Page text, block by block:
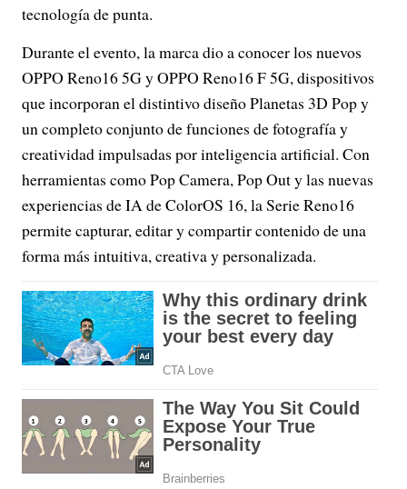
tecnología de punta.
Durante el evento, la marca dio a conocer los nuevos
OPPO Reno16 5G y OPPO Reno16 F 5G, dispositivos
que incorporan el distintivo diseño Planetas 3D Pop y
un completo conjunto de funciones de fotografía y
creatividad impulsadas por inteligencia artificial. Con
herramientas como Pop Camera, Pop Out y las nuevas
experiencias de IA de ColorOS 16, la Serie Reno16
permite capturar, editar y compartir contenido de una
forma más intuitiva, creativa y personalizada.